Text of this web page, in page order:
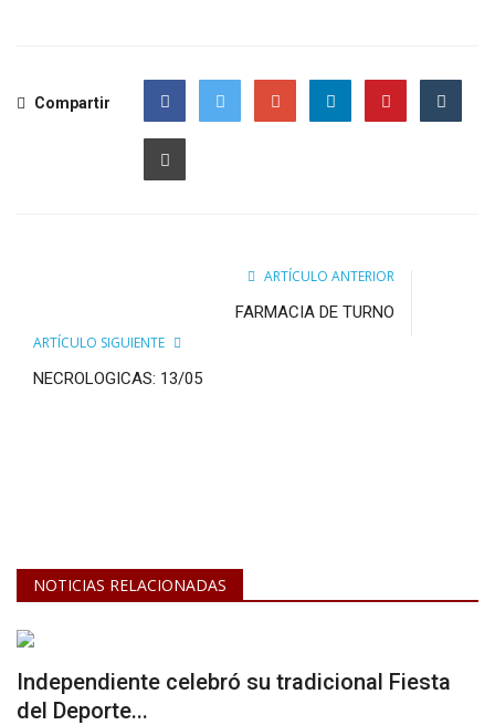
Compartir
Facebook
ARTÍCULO ANTERIOR
FARMACIA DE TURNO
ARTÍCULO SIGUIENTE
NECROLOGICAS: 13/05
NOTICIAS RELACIONADAS
Independiente celebró su tradicional Fiesta
del Deporte...